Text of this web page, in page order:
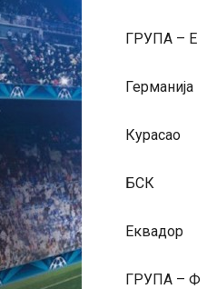
ГРУПА – Е
Германија
Курасао
БСК
Еквадор
ГРУПА – Ф